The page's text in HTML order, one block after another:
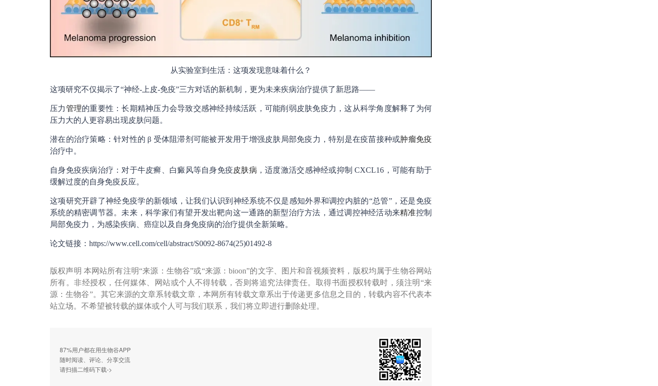
从实验室到生活：这项发现意味着什么？
这项研究不仅揭示了“神经-上皮-免疫”三方对话的新机制，更为未来疾病治疗提供了新思路——
压力管理的重要性：长期精神压力会导致交感神经持续活跃，可能削弱皮肤免疫力，这从科学角度解释了为何
压力大的人更容易出现皮肤问题。
潜在的治疗策略：针对性的 β 受体阻滞剂可能被开发用于增强皮肤局部免疫力，特别是在疫苗接种或肿瘤免疫
治疗中。
自身免疫疾病治疗：对于牛皮癣、白癜风等自身免疫皮肤病 ，适度激活交感神经或抑制 CXCL16，可能有助于
缓解过度的自身免疫反应。
这项研究开辟了神经免疫学的新领域，让我们认识到神经系统不仅是感知外界和调控内脏的“总管”，还是免疫
系统的精密调节器。未来，科学家们有望开发出靶向这一通路的新型治疗方法，通过调控神经活动来精准控制
局部免疫力，为感染疾病、癌症以及自身免疫病的治疗提供全新策略。
论文链接：https://www.cell.com/cell/abstract/S0092-8674(25)01492-8
版权声明 本网站所有注明“来源：生物谷”或“来源：bioon”的文字、图片和音视频资料，版权均属于生物谷网站
所有。非经授权，任何媒体、网站或个人不得转载，否则将追究法律责任。取得书面授权转载时，须注明“来
源：生物谷”。其它来源的文章系转载文章，本网所有转载文章系出于传递更多信息之目的，转载内容不代表本
站立场。不希望被转载的媒体或个人可与我们联系，我们将立即进行删除处理。
87%用户都在用生物谷APP
随时阅读、评论、分享交流
请扫描二维码下载->